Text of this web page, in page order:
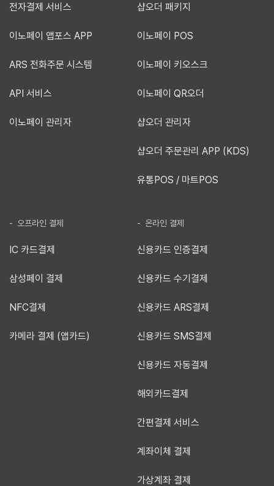
전자결제 서비스
이노페이 앱포스 APP
ARS 전화주문 시스템
API 서비스
이노페이 관리자
샵오더 패키지
이노페이 POS
이노페이 키오스크
이노페이 QR오더
샵오더 관리자
샵오더 주문관리 APP (KDS)
유통POS / 마트POS
- 오프라인 결제
IC 카드결제
삼성페이 결제
NFC결제
카메라 결제 (앱카드)
- 온라인 결제
신용카드 인증결제
신용카드 수기결제
신용카드 ARS결제
신용카드 SMS결제
신용카드 자동결제
해외카드결제
간편결제 서비스
계좌이체 결제
가상계좌 결제